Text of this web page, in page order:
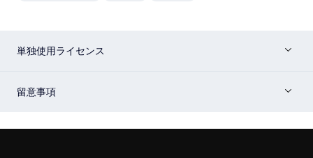
単独使用ライセンス
留意事項